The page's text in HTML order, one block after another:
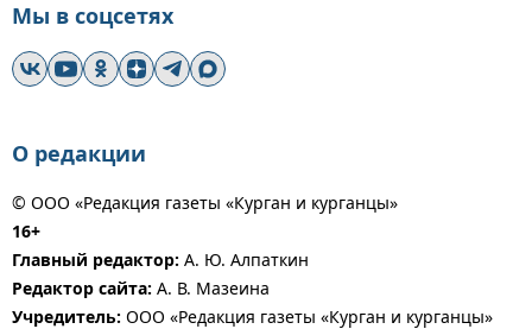
Мы в соцсетях
О редакции
© ООО «Редакция газеты «Курган и курганцы»
16+
Главный редактор: А. Ю. Алпаткин
Редактор сайта: А. В. Мазеина
Учредитель: ООО «Редакция газеты «Курган и курганцы»